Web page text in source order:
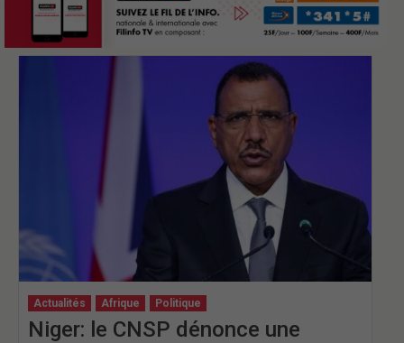
Actualités Afrique Politique
Niger: le CNSP dénonce une